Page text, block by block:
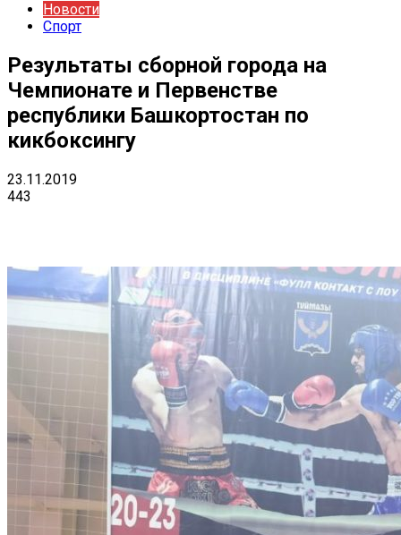
Новости
Спорт
Результаты сборной города на
Чемпионате и Первенстве
республики Башкортостан по
кикбоксингу
23.11.2019
443